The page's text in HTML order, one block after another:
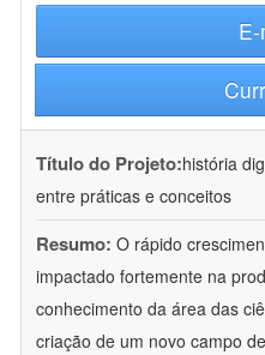
Título do Projeto:história
entre práticas e conceitos
Resumo: O rápido
impactado fortemente na
conhecimento da área das
criação de um novo campo